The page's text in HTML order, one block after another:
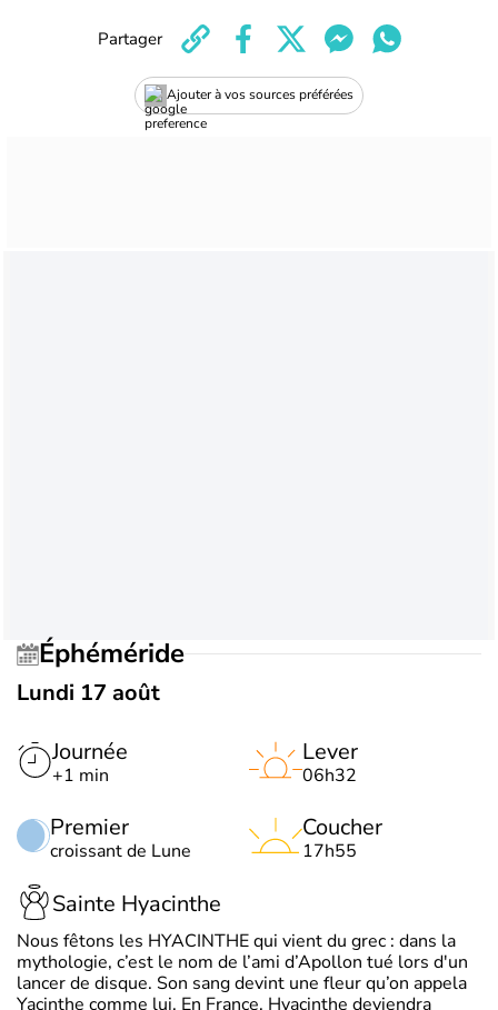
Ajouter à vos sources préférées
Partager
Éphéméride
Lundi 17 août
Journée
+1 min
Premier
croissant de Lune
Lever
06h32
Coucher
17h55
Sainte Hyacinthe
Nous fêtons les HYACINTHE qui vient du grec : dans la
mythologie, c’est le nom de l’ami d’Apollon tué lors d'un
lancer de disque. Son sang devint une fleur qu’on appela
Yacinthe comme lui. En France, Hyacinthe deviendra